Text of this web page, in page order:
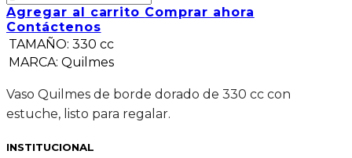
Agregar al carrito Comprar ahora
Contáctenos
TAMAÑO: 330 cc
MARCA: Quilmes
Vaso Quilmes de borde dorado de 330 cc con
estuche, listo para regalar.
INSTITUCIONAL